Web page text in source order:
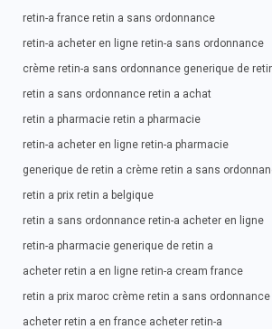
retin-a france retin a sans ordonnance
retin-a acheter en ligne retin-a sans ordonnance
crème retin-a sans ordonnance generique de
retin a sans ordonnance retin a achat
retin a pharmacie retin a pharmacie
retin-a acheter en ligne retin-a pharmacie
generique de retin a crème retin a sans
retin a prix retin a belgique
retin a sans ordonnance retin-a acheter en ligne
retin-a pharmacie generique de retin a
acheter retin a en ligne retin-a cream france
retin a prix maroc crème retin a sans ordonnance
acheter retin a en france acheter retin-a